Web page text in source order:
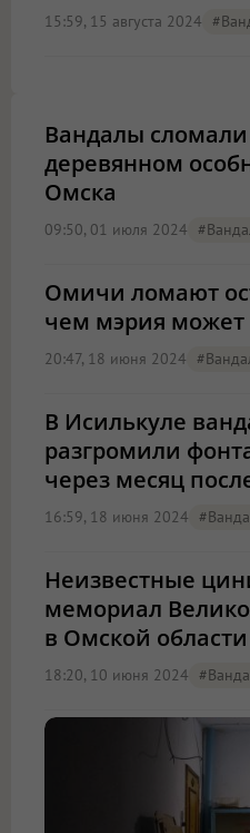
15:59, 15 августа 2024
Вандалы сломали
деревянном
Омска
09:50, 01 июля 2024
Омичи ломают
чем мэрия может
20:47, 18 июня 2024
В Исилькуле
разгромили
через месяц
16:59, 18 июня 2024
Неизвестные
мемориал
в Омской области
18:20, 10 июня 2024